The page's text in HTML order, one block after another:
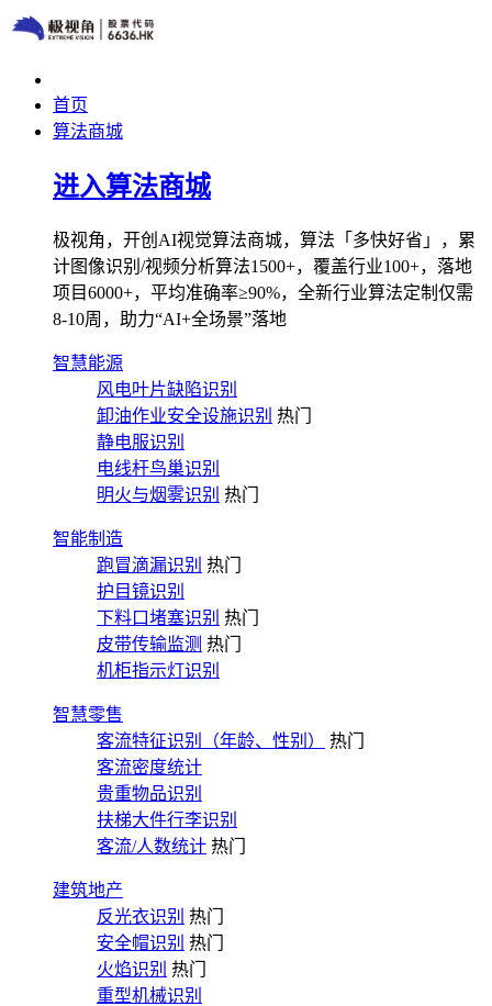
首页
算法商城
进入算法商城
极视角，开创AI视觉算法商城，算法「多快好省」，累
计图像识别/视频分析算法1500+，覆盖行业100+，落地
项目6000+，平均准确率≥90%，全新行业算法定制仅需
8-10周，助力“AI+全场景”落地
智慧能源
风电叶片缺陷识别
卸油作业安全设施识别 热门
静电服识别
电线杆鸟巢识别
明火与烟雾识别 热门
智能制造
跑冒滴漏识别 热门
护目镜识别
下料口堵塞识别 热门
皮带传输监测 热门
机柜指示灯识别
智慧零售
客流特征识别（年龄、性别）
热门
客流密度统计
贵重物品识别
扶梯大件行李识别
客流/人数统计 热门
建筑地产
反光衣识别 热门
安全帽识别 热门
火焰识别 热门
重型机械识别